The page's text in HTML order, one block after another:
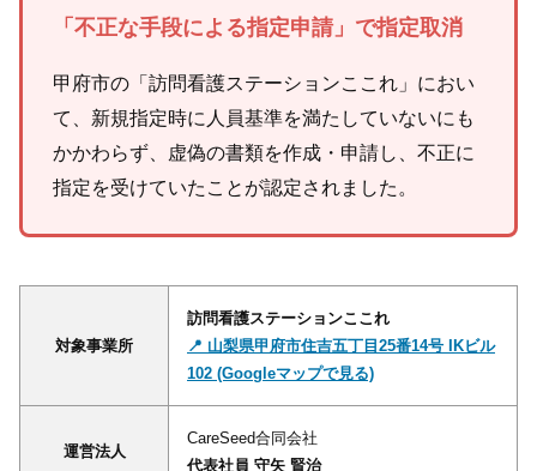
「不正な手段による指定申請」で指定取消
甲府市の「訪問看護ステーションここれ」におい
て、新規指定時に人員基準を満たしていないにも
かかわらず、虚偽の書類を作成・申請し、不正に
指定を受けていたことが認定されました。
対象事業所
訪問看護ステーションここれ
📍 山梨県甲府市住吉五丁目25番14号 IKビル
102 (Googleマップで見る)
運営法人
CareSeed合同会社
代表社員 守矢 賢治